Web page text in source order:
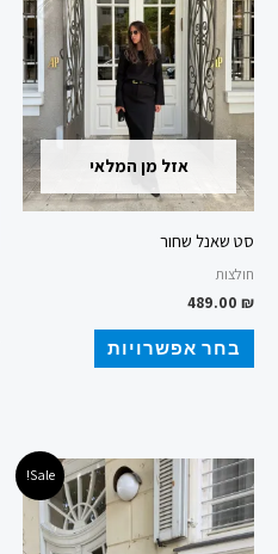
אזל מן המלאי
סט שאנל שחור
חולצות
489.00 ₪
בחר אפשרויות
מספר
סוגים.
ניתן
לבחור
את
האפשרויות
בעמוד
Sale!
המחיר
המקורי
היה:
279.00 ₪.
המחיר
הנוכחי
הוא:
99.00 ₪.
למוצר
זה
יש